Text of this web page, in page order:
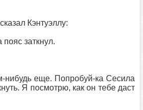
Кэнтуэллу:
заткнул.
нибудь еще. Попробуй-ка Сесила
Я посмотрю, как он тебе даст